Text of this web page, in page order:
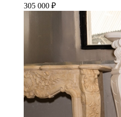
305 000 ₽